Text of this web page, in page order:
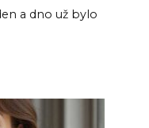
a dno už bylo